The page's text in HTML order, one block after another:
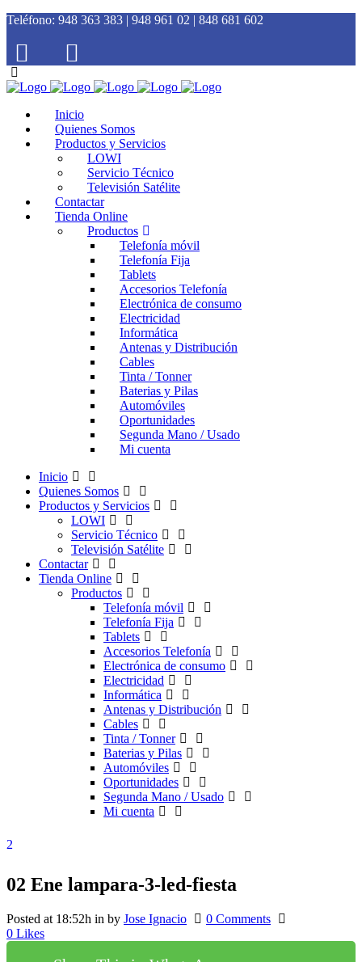
Teléfono: 948 363 383 | 948 961 02 | 848 681 602
Inicio
Quienes Somos
Productos y Servicios
LOWI
Servicio Técnico
Televisión Satélite
Contactar
Tienda Online
Productos
Telefonía móvil
Telefonía Fija
Tablets
Accesorios Telefonía
Electrónica de consumo
Electricidad
Informática
Antenas y Distribución
Cables
Tinta / Tonner
Baterias y Pilas
Automóviles
Oportunidades
Segunda Mano / Usado
Mi cuenta
Inicio
Quienes Somos
Productos y Servicios
LOWI
Servicio Técnico
Televisión Satélite
Contactar
Tienda Online
Productos
Telefonía móvil
Telefonía Fija
Tablets
Accesorios Telefonía
Electrónica de consumo
Electricidad
Informática
Antenas y Distribución
Cables
Tinta / Tonner
Baterias y Pilas
Automóviles
Oportunidades
Segunda Mano / Usado
Mi cuenta
02 Ene lampara-3-led-fiesta
Posted at 18:52h in by Jose Ignacio
0 Comments
0 Likes